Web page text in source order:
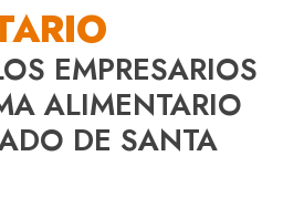
EMPRESARIOS
ALIMENTARIO
DE SANTA